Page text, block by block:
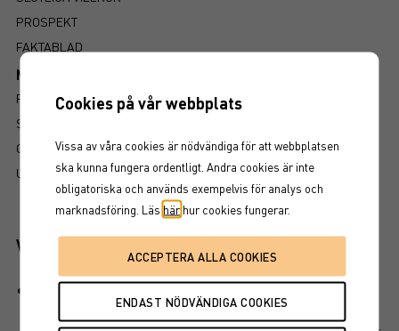
PROSPEKT
FAKTABLAD
Mer information om produkten
RISK
SÅ LÄSER DU FAKTABLADET
GRUNDPROSPEKT
UTSKRIFT
Viktiga egenskaper
Produkten har ett visst kapitalskydd, dvs en del av det
investerade kapitalet är skyddat vid löptidens slut. Det
Cookies på vår webbplats
Vissa av våra cookies är nödvändiga för att webbplatsen
ska kunna fungera ordentligt. Andra cookies är inte
obligatoriska och används exempelvis för analys och
marknadsföring. Läs här hur cookies fungerar.